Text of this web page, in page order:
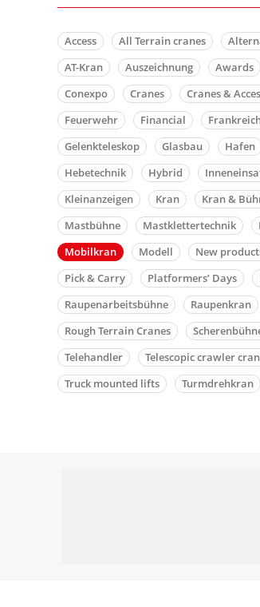
Access All Terrain cranes
AT-Kran
Auszeichnung Awards
Conexpo
Cranes Cranes &
Feuerwehr
Financial
Gelenkteleskop
Glasbau Hafen
Hebetechnik
Hybrid
Kleinanzeigen
Kran Kran &
Mastbühne
Mastklettertechnik
Mobilkran
Modell New
Pick & Carry
Platformers’ Days
Raupenarbeitsbühne
Raupenkran
Rough Terrain Cranes
Telehandler
Telescopic crawler
Truck mounted lifts
Turmdrehkran